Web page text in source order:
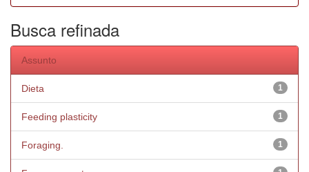
Busca refinada
Assunto
1
Dieta
1
Feeding plasticity
1
Foraging.